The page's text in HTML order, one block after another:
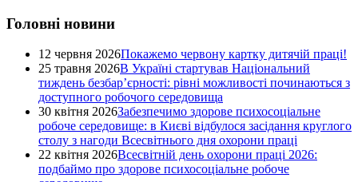
Головні новини
12 червня 2026Покажемо червону картку дитячій праці!
25 травня 2026В Україні стартував Національний
тиждень безбар’єрності: рівні можливості починаються з
доступного робочого середовища
30 квітня 2026Забезпечимо здорове психосоціальне
робоче середовище: в Києві відбулося засідання круглого
столу з нагоди Всесвітнього дня охорони праці
22 квітня 2026Всесвітній день охорони праці 2026:
подбаймо про здорове психосоціальне робоче